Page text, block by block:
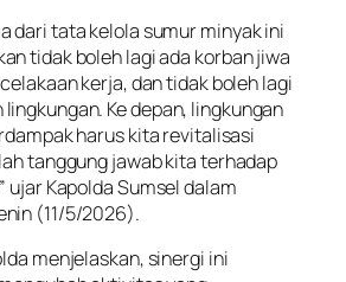
dari tata kelola sumur minyak ini
tidak boleh lagi ada korban jiwa
kerja, dan tidak boleh lagi
Ke depan, lingkungan
harus kita revitalisasi
tanggung jawab kita terhadap
ujar Kapolda Sumsel dalam
(11/5/2026).
menjelaskan, sinergi ini